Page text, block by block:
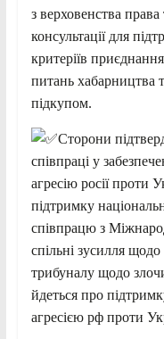
з верховенства
консультації для
критеріїв
питань хабарництва
підкупом.
Сторони
співпраці у
агресію росії проти
підтримку
співпрацю з
спільні зусилля
трибуналу щодо
йдеться про
агресією рф проти